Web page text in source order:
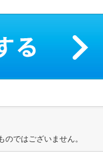
ではございません。